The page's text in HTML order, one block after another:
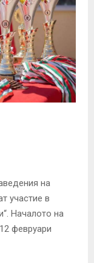
на
участие в
Началото на
февруари